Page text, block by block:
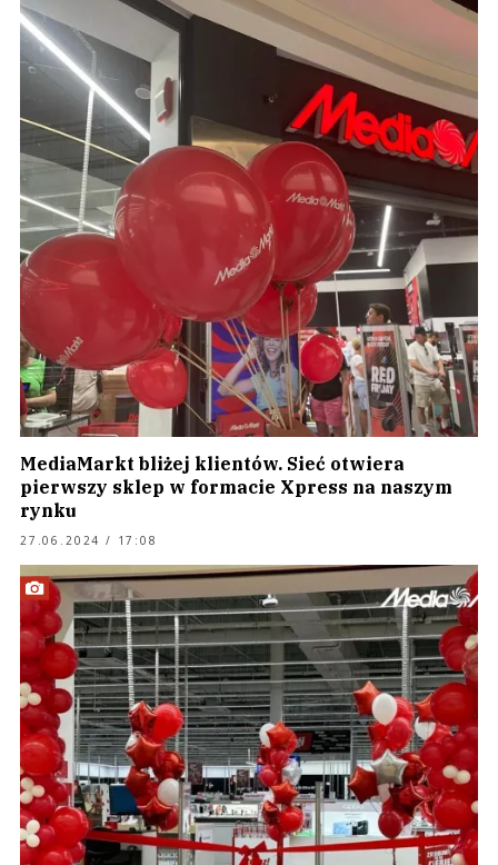
MediaMarkt bliżej klientów. Sieć otwiera
pierwszy sklep w formacie Xpress na naszym
rynku
27.06.2024 / 17:08